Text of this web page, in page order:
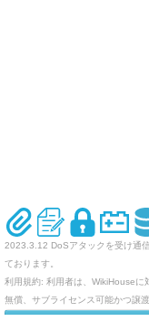
2023.3.12 DoSアタックを受け通
ております。
利用規約: 利用者は、WikiHouseに
無償、サブライセンス可能かつ譲